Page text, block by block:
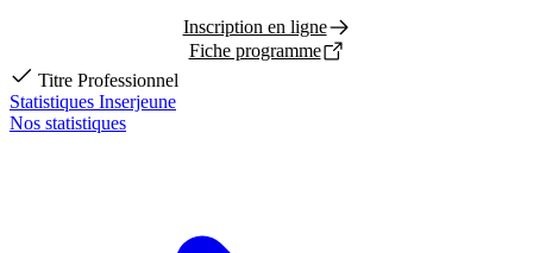
Inscription en ligne
Fiche programme
Titre Professionnel
Statistiques Inserjeune
Nos statistiques